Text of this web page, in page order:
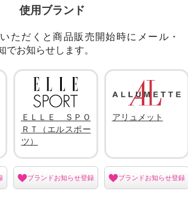
使用ブランド
ただくと商品販売開始時にメール・
でお知らせします。
ＥＬＬＥ ＳＰＯ
ＲＴ（エルスポー
ツ）
ブランドお知らせ登録
アリュメット
ブランドお知らせ登録